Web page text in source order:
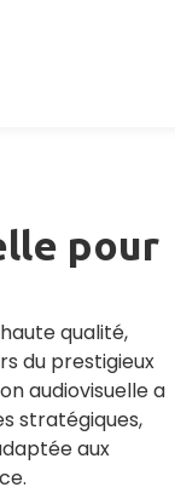
pour
qualité,
du prestigieux
audiovisuelle a
stratégiques,
aux